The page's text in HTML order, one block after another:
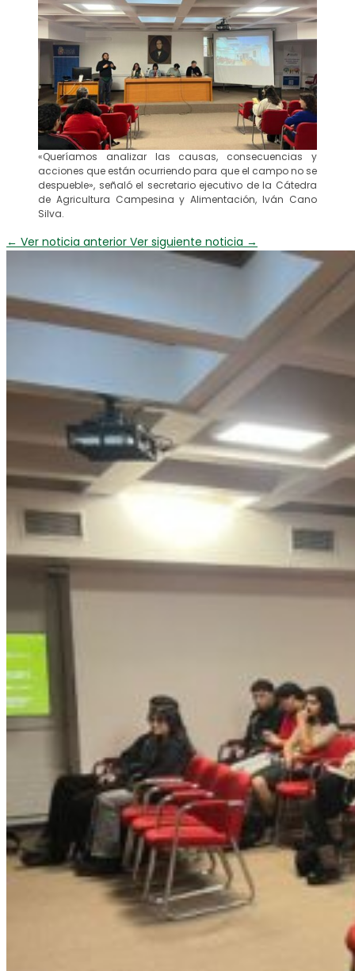
«Queríamos analizar las causas, consecuencias y
acciones que están ocurriendo para que el campo no se
despueble», señaló el secretario ejecutivo de la Cátedra
de Agricultura Campesina y Alimentación, Iván Cano
Silva.
← Ver noticia anterior Ver siguiente noticia →